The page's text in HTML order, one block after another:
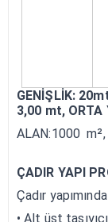
GENİŞLİK:
3,00 mt, ORTA
ALAN:1000 m²,
ÇADIR YAPI
Çadır
• Alt üst